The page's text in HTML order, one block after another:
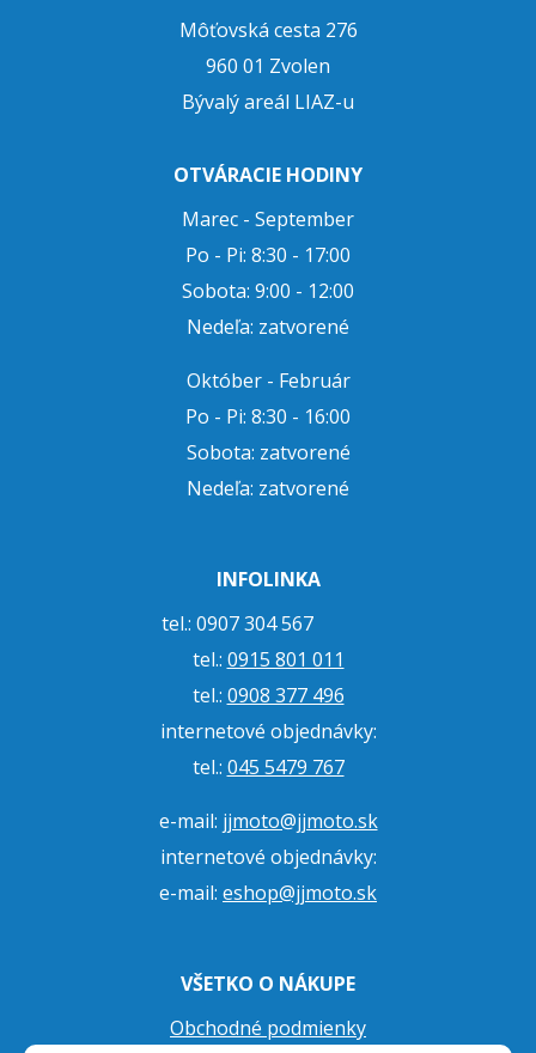
Môťovská cesta 276
960 01 Zvolen
Bývalý areál LIAZ-u
OTVÁRACIE HODINY
Marec - September
Po - Pi: 8:30 - 17:00
Sobota: 9:00 - 12:00
Nedeľa: zatvorené
Október - Február
Po - Pi: 8:30 - 16:00
Sobota: zatvorené
Nedeľa: zatvorené
INFOLINKA
tel.: 0907 304 567
tel.: 0915 801 011
tel.: 0908 377 496
internetové objednávky:
tel.: 045 5479 767
e-mail: jjmoto@jjmoto.sk
internetové objednávky:
e-mail: eshop@jjmoto.sk
VŠETKO O NÁKUPE
Obchodné podmienky